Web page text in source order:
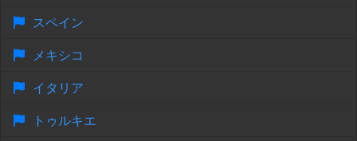
スペイン
メキシコ
イタリア
トゥルキエ